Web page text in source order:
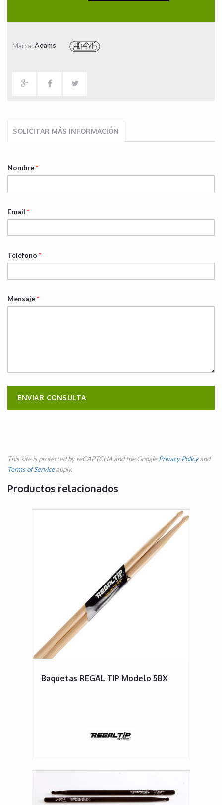
Marca: Adams
SOLICITAR MÁS INFORMACIÓN
Nombre*
Email *
Teléfono *
Mensaje*
This site is protected by reCAPTCHA and the GooglePrivacy Policyand
Terms of Serviceapply.
Productos relacionados
Baquetas REGAL TIP Modelo 5BX